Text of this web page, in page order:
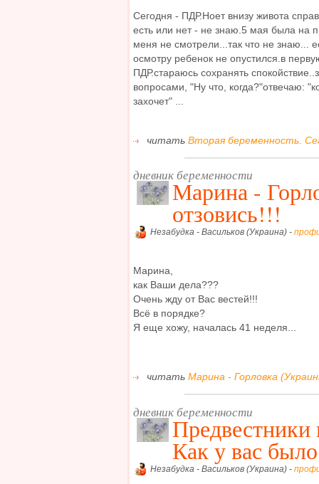
Сегодня - ПДР.Ноет внизу живота
есть или нет - не знаю.5 мая была на
меня не смотрели...так что не знаю...
осмотру ребенок не опустился.в
ПДР.стараюсь сохранять
вопросами, "Ну что, когда?"отвечаю:
захочет" ...
читать Вторая беременность.
дневник беременности
Марина -
отзовись!!!
Незабудка - Васильков (Украина) -
Марина,
как Ваши дела???
Очень жду от Вас вестей!!!
Всё в порядке?
Я еще хожу, началась 41 неделя...
читать Марина - Горловка
дневник беременности
Предвестники
Как у вас
Незабудка - Васильков (Украина) -